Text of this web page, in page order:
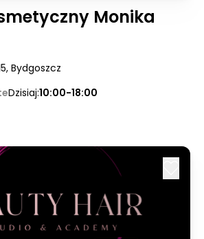
Monika
, Bydgoszcz
Dzisiaj:10:00-18:00